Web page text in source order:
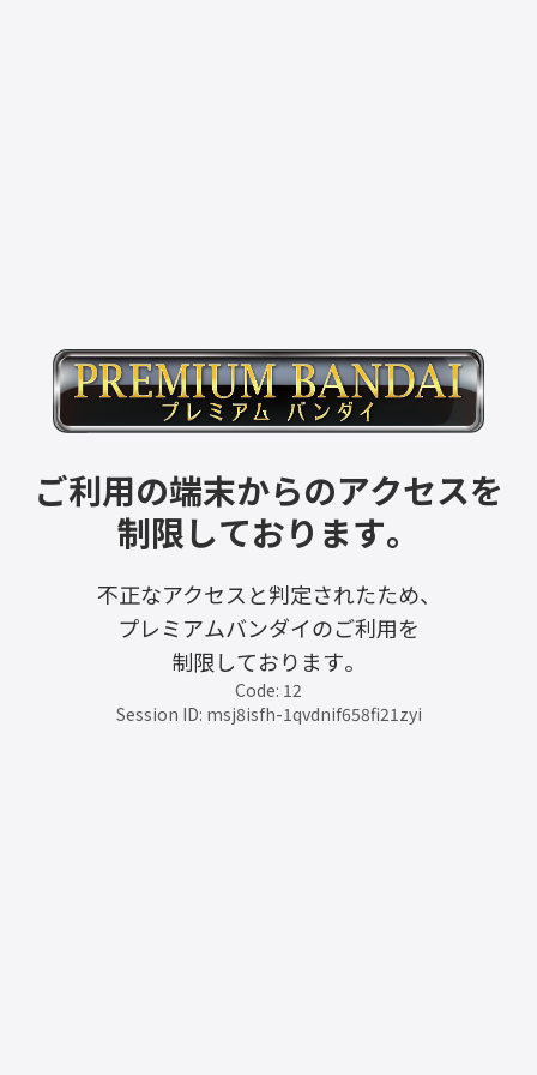
ご利用の端末からのアクセスを
制限しております。
不正なアクセスと判定されたため、
プレミアムバンダイのご利用を
制限しております。
Code: 12
Session ID: msj8isfh-1qvdnif658fi21zyi